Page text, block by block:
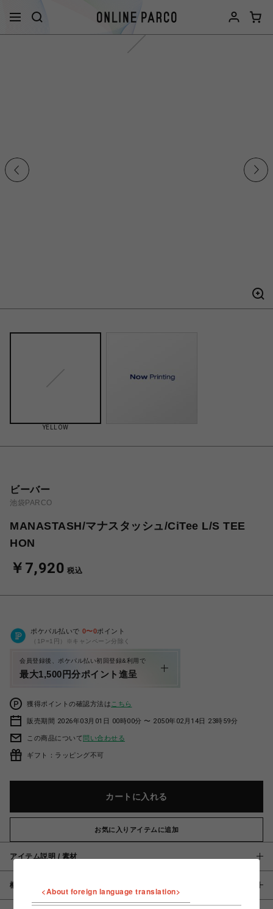
YELLOW
ビーバー
池袋PARCO
MANASTASH/マナスタッシュ/CiTee L/S TEE
HON
￥7,920 税込
ポケパル払いで 0〜0ポイント
（1P=1円）※キャンペーン分除く
会員登録後、ポケパル払い初回登録&利用で
最大1,500円分ポイント進呈
獲得ポイントの確認方法は こちら
販売期間 2026年03月01日 00時00分 〜 2050年02月14日 23時59分
この商品について問い合わせる
ギフト：ラッピング不可
カートに入れる
お気に入りアイテムに追加
アイテム説明 / 素材
概要
<About foreign language translation>